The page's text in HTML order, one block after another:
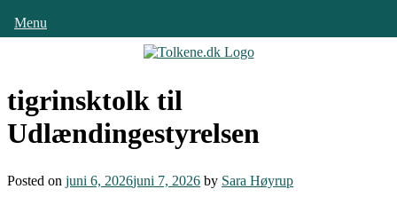
tigrinsktolk til
Udlændingestyrelsen
Posted on juni 6, 2026juni 7, 2026 by Sara Høyrup
Menu